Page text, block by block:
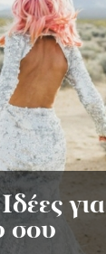
για
σου